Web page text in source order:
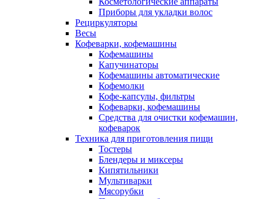
Приборы для укладки волос
Рециркуляторы
Весы
Кофеварки, кофемашины
Кофемашины
Капучинаторы
Кофемашины автоматические
Кофемолки
Кофе-капсулы, фильтры
Кофеварки, кофемашины
Средства для очистки кофемашин,
кофеварок
Техника для приготовления пищи
Тостеры
Блендеры и миксеры
Кипятильники
Мультиварки
Мясорубки